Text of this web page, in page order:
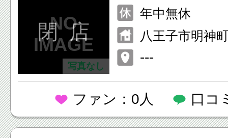
写真なし
閉 店
年中無休
八王子市明神
---
ファン：0人 口コ